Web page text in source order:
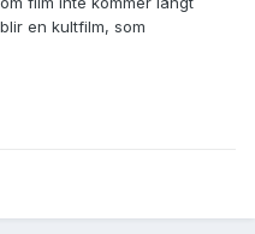
en kultfilm, som